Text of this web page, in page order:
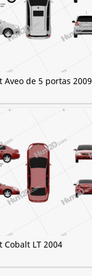
Aveo de 5 portas 2009
Cobalt LT 2004